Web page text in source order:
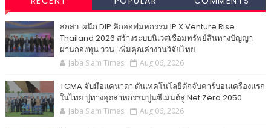
สกสว. ผนึก DIP คิกออฟมหกรรม IP X Venture Rise
Thailand 2026 สร้างระบบนิเวศเชื่อมทรัพย์สินทางปัญญา
ผ่านกองทุน ววน. เพิ่มคุณค่างานวิจัยไทย
Jaba Siam Times Aug 06, 2026
TCMA จับมือแคนาดา ดันเทคโนโลยีดักจับคาร์บอนเครื่องแรก
ในไทย ปูทางอุตสาหกรรมปูนซีเมนต์สู่ Net Zero 2050
Jaba Siam Times Aug 06, 2026